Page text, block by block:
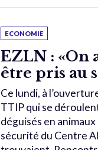
ECONOMIE
EZLN : «On
être pris au
Ce lundi, à
TTIP qui se
déguisés en
sécurité du Centre